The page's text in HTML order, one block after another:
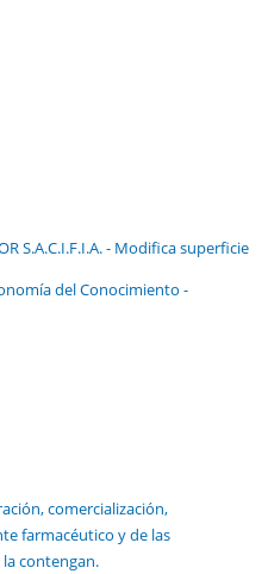
S.A.C.I.F.I.A. - Modifica superficie
del Conocimiento -
comercialización,
farmacéutico y de las
contengan.